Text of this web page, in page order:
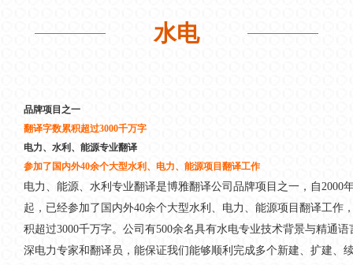
水电
品牌项目之一
翻译字数累积超过3000千万字
电力、水利、能源专业翻译
参加了国内外40余个大型水利、电力、能源项目翻译工作
电力、能源、水利专业翻译是博雅翻译公司品牌项目之一，自2000
起，已经参加了国内外40余个大型水利、电力、能源项目翻译工作
积超过3000千万字。公司有500余名具有水电专业技术背景与精通语
深电力专家和翻译员，能保证我们能够顺利完成多个新建、扩建、